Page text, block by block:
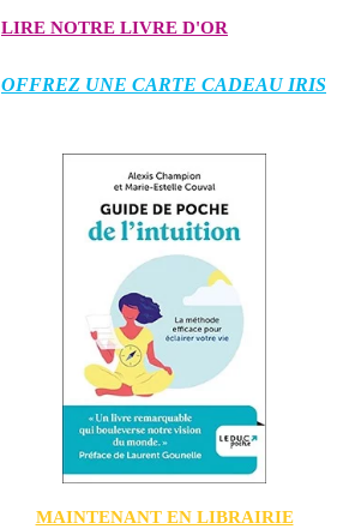
LIRE NOTRE LIVRE D'OR
OFFREZ UNE CARTE CADEAU IRIS
MAINTENANT EN LIBRAIRIE